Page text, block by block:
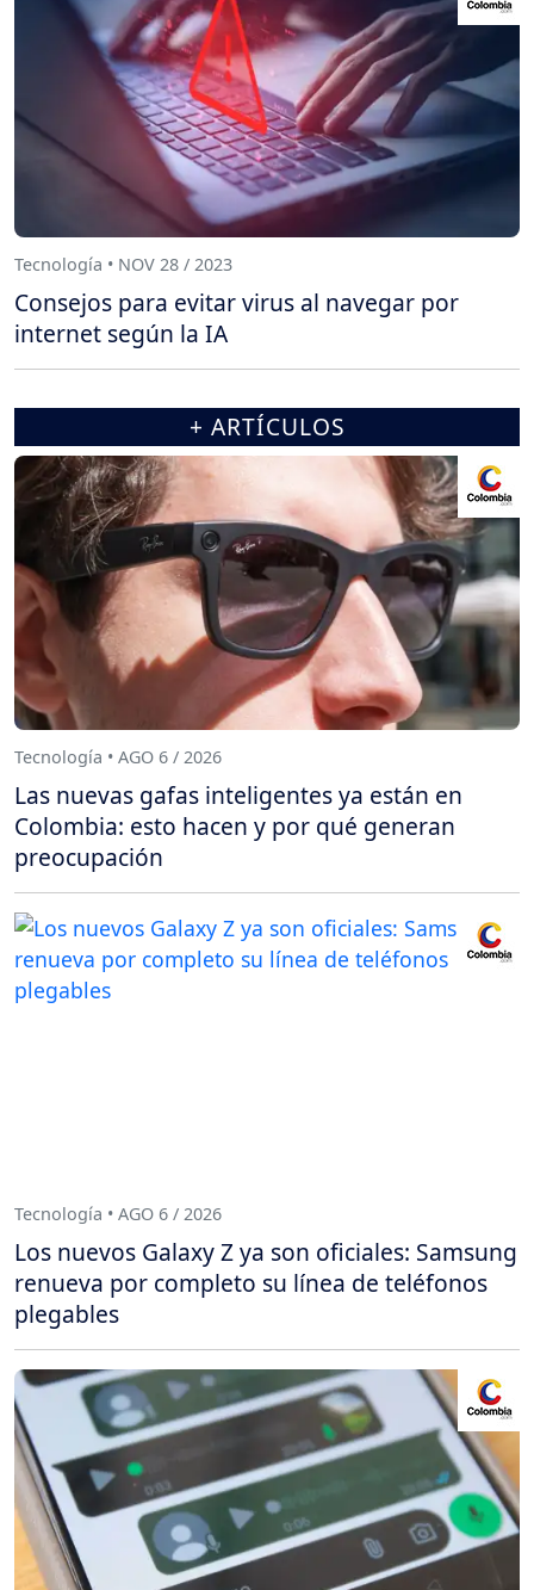
Tecnología • NOV 28 / 2023
Consejos para evitar virus al navegar por
internet según la IA
+ ARTÍCULOS
Tecnología • AGO 6 / 2026
Las nuevas gafas inteligentes ya están en
Colombia: esto hacen y por qué generan
preocupación
Tecnología • AGO 6 / 2026
Los nuevos Galaxy Z ya son oficiales: Samsung
renueva por completo su línea de teléfonos
plegables